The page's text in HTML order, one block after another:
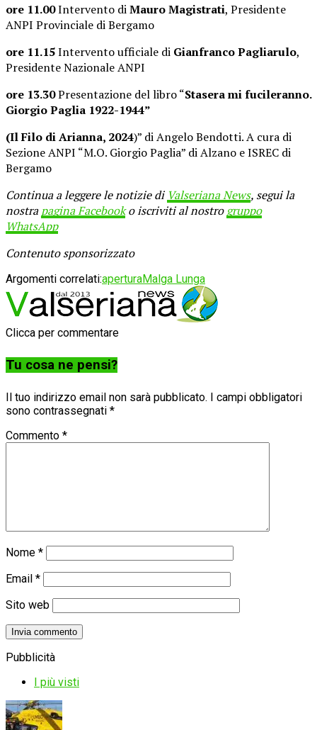
ore 11.00Intervento diMauro Magistrati, Presidente
ANPI Provinciale di Bergamo
ore 11.15Intervento ufficiale di Gianfranco Pagliarulo,
Presidente Nazionale ANPI
ore 13.30Presentazione del libro “Stasera mi fucileranno.
Giorgio Paglia 1922-1944”
(Il Filo di Arianna, 2024)” di Angelo Bendotti. A cura di
Sezione ANPI “M.O. Giorgio Paglia” di Alzano e ISREC di
Bergamo
Continua a leggere le notizie di Valseriana News, segui la
nostrapagina Facebooko iscriviti al nostrogruppo
WhatsApp
Contenuto sponsorizzato
Argomenti correlati:aperturaMalga Lunga
Clicca per commentare
Tu cosa ne pensi?
Il tuo indirizzo email non sarà pubblicato. I campi obbligatori
sono contrassegnati *
Commento *
Nome *
Email *
Sito web
Pubblicità
I più visti